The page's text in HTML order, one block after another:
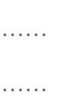
＊＊＊＊＊
＊＊＊＊＊